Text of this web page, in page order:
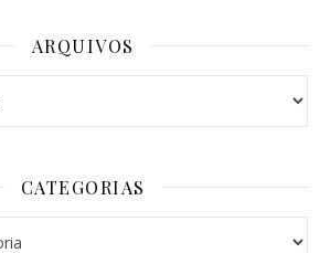
ARQUIVOS
CATEGORIAS